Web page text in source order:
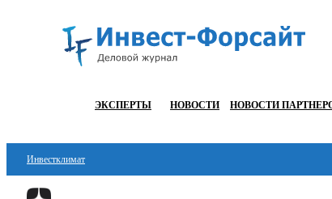
ЭКСПЕРТЫ НОВОСТИ НОВОСТИ
Инвестклимат
Финансы